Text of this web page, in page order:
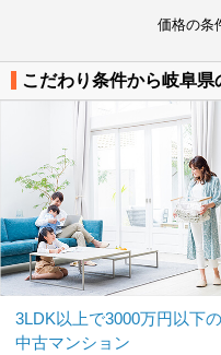
価格の条
こだわり条件から岐阜
3LDK以上で3000万円以下の
中古マンション